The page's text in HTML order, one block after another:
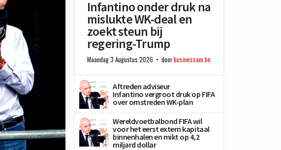
Infantino onder druk na
mislukte WK-deal en
zoekt steun bij
regering-Trump
Maandag 3 Augustus 2026 doorbusinessam.be
Aftreden adviseur
Infantino vergroot druk op FIFA
over omstreden WK-plan
Wereldvoetbalbond FIFA wil
voor het eerst extern kapitaal
binnenhalen en mikt op 4,2
miljard dollar